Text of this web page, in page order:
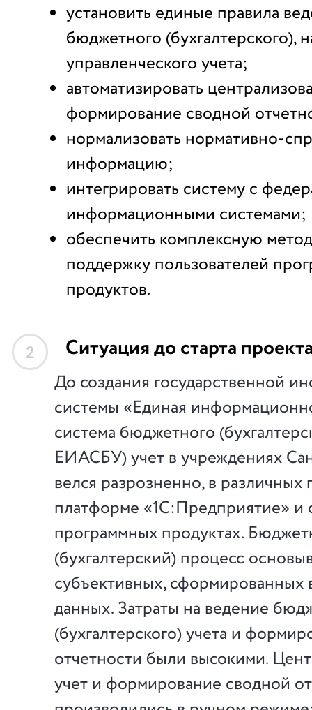
установить единые правила
бюджетного (бухгалтерского),
управленческого учета;
автоматизировать
формирование сводной
нормализовать нормативно-
информацию;
интегрировать систему с
информационными системами;
обеспечить комплексную
поддержку пользователей
продуктов.
2 Ситуация до старта
До создания государственной
системы «Единая
система бюджетного
ЕИАСБУ) учет в учреждениях
велся разрозненно, в различных
платформе «1С:Предприятие» и
программных продуктах.
(бухгалтерский) процесс
субъективных,
данных. Затраты на ведение
(бухгалтерского) учета и
отчетности были высокими.
учет и формирование сводной